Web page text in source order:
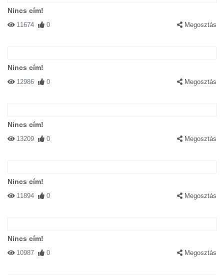
Nincs cím!
11674 0 Megosztás
Nincs cím!
12986 0 Megosztás
Nincs cím!
13209 0 Megosztás
Nincs cím!
11894 0 Megosztás
Nincs cím!
10987 0 Megosztás